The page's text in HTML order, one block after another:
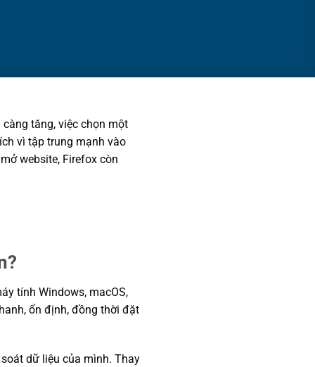
tăng, việc chọn một
vì tập trung mạnh vào
website, Firefox còn
tính Windows, macOS,
ổn định, đồng thời đặt
dữ liệu của mình. Thay